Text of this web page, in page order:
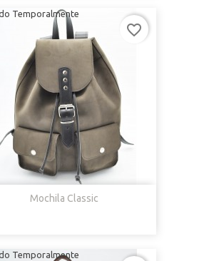
Mochila Classic
Temporalmente
favorite_border
Temporalmente